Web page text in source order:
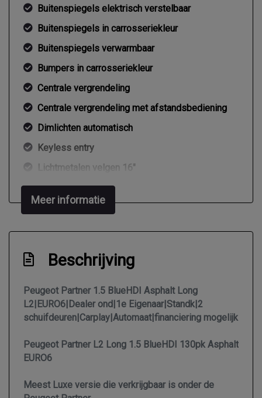
Buitenspiegels elektrisch verstelbaar
Buitenspiegels in carrosseriekleur
Buitenspiegels verwarmbaar
Bumpers in carrosseriekleur
Centrale vergrendeling
Centrale vergrendeling met afstandsbediening
Dimlichten automatisch
Keyless entry
Lichtmetalen velgen 16"
Mistlampen voor adaptief
Parkeersensor achter
Twee zijschuifdeuren
Verwarmde voorruit
Zijschuifdeur links
Overige
Anti blokkeer systeem
Meer informatie
Beschrijving
Peugeot Partner 1.5 BlueHDI Asphalt Long
L2|EURO6|Dealer ond|1e Eigenaar|Standk|2
schuifdeuren|Carplay|Automaat|financiering mogelijk
Peugeot Partner L2 Long 1.5 BlueHDI 130pk Asphalt
EURO6
Meest Luxe versie die verkrijgbaar is onder de